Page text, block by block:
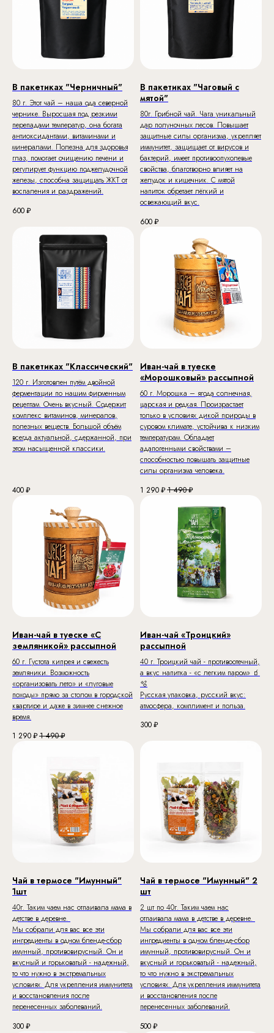
В пакетиках "Черничный"
80 г. Этот чай – наша ода северной
чернике. Выросшая под резкими
перепадами температур, она богата
антиоксидантами, витаминами и
минералами. Полезна для здоровья
глаз, помогает очищению печени и
регулирует функцию поджелудочной
железы, способна защищать ЖКТ от
воспаления и раздражений.
600₽
В пакетиках "Чаговый с
мятой"
80г. Грибной чай. Чага уникальный
дар полуночных лесов. Повышает
защитные силы организма, укрепляет
иммунитет, защищает от вирусов и
бактерий, имеет противоопухолевые
свойства, благотворно влияет на
желудок и кишечник. С мятой
напиток обретает лёгкий и
освежающий вкус.
600₽
В пакетиках "Классический"
120 г. Изготовлен путём двойной
ферментации по нашим фирменным
рецептам. Очень вкусный. Содержит
комплекс витаминов, минералов,
полезных веществ. Большой объём
всегда актуальной, сдержанной, при
этом насыщенной классики.
400₽
Иван-чай в туеске
«Морошковый» рассыпной
60 г. Морошка – ягода солнечная,
царская и редкая. Произрастает
только в условиях дикой природы в
суровом климате, устойчива к низким
температурам. Обладает
адапогенными свойствами –
способностью повышать защитные
силы организма человека.
1 290₽1 490₽
Иван-чай в туеске «С
земляникой» рассыпной
60 г. Густота кипрея и свежесть
земляники. Возможность
«организовать лето» и «луговые
походы» прямо за столом в городской
квартире и даже в зимнее снежное
время.
1 290₽1 490₽
Иван-чай «Троицкий»
рассыпной
40 г. Троицкий чай - противоотечный,
а вкус напитка - «с легким паром» 🧃
🫧
Русская упаковка, русский вкус:
атмосфера, комплимент и польза.
300₽
Чай в термосе "Имунный"
1шт
40г. Таким чаем нас отпаивала мама в
детстве в деревне.
Мы собрали для вас все эти
ингредиенты в одном бленде-сбор
имунный, противовирусный. Он и
вкусный и горьковатый - надежный,
то что нужно в экстремальных
условиях. Для укрепления иммунитета
и восстановления после
перенесенных заболеваний.
300₽
Чай в термосе "Имунный" 2
шт
2 шт по 40г. Таким чаем нас
отпаивала мама в детстве в деревне.
Мы собрали для вас все эти
ингредиенты в одном бленде-сбор
имунный, противовирусный. Он и
вкусный и горьковатый - надежный,
то что нужно в экстремальных
условиях. Для укрепления иммунитета
и восстановления после
перенесенных заболеваний.
500₽